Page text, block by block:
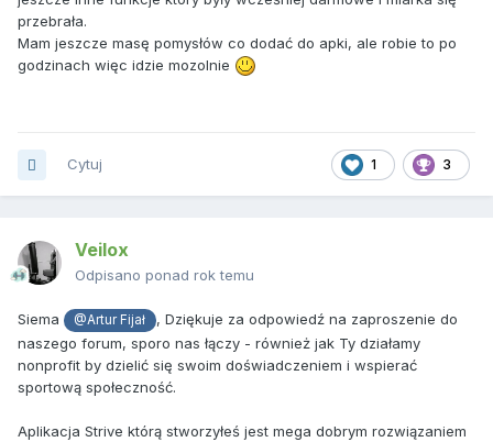
przebrała.
Mam jeszcze masę pomysłów co dodać do apki, ale robie to po
godzinach więc idzie mozolnie
1 3
Cytuj
Veilox
Odpisano ponad rok temu
Siema @Artur Fijał
, Dziękuje za odpowiedź na zaproszenie do
naszego forum, sporo nas łączy - również jak Ty działamy
nonprofit by dzielić się swoim doświadczeniem i wspierać
sportową społeczność.
Aplikacja Strive którą stworzyłeś jest mega dobrym rozwiązaniem